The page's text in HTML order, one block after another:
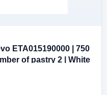
ETA015190000 | 750
of pastry 2 | White